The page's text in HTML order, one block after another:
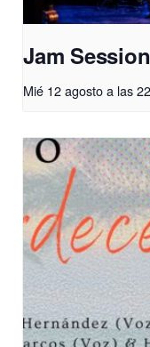
Jam Session
Mié 12 agosto a las